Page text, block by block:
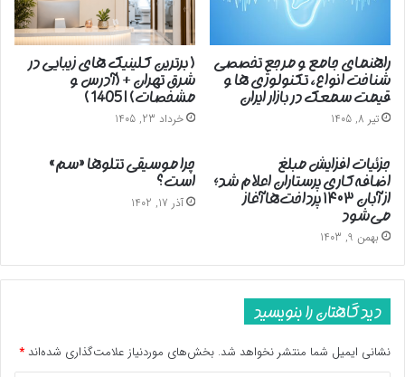
راهنمای جامع و مرجع تخصصی
شناخت انواع، تکنولوژی ها و
قیمت سمعک در بازار ایران
تیر 8, 1405
( برترین کلینیک های زیبایی در
شرق تهران + (آدرس و
مشخصات) | 1405 )
خرداد 23, 1405
جزئیات افزایش مبلغ
اضافه‌کاری پرستاران اعلام شد؛
از آبان ۱۴۰۳ پرداخت‌ها آغاز
می‌شود
بهمن 9, 1403
چرا موسیقی تتلوها «سم»
است؟
آذر 17, 1402
دیدگاهتان را بنویسید
نشانی ایمیل شما منتشر نخواهد شد. بخش‌های موردنیاز علامت‌گذاری شده‌اند *